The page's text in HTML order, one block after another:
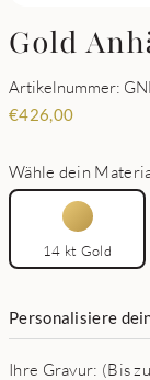
Gold
Artikelnummer:
€426,00
Wähle dein
14 kt Gold
Personalisiere
Ihre Gravur: (Bis